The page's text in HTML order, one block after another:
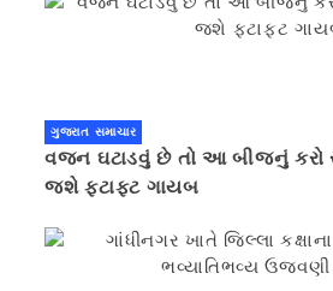
ગુજરાત સમાચાર
વજન ઘટાડવું છે તો આ બીજનું
જશે ફટાફટ ગાયબ